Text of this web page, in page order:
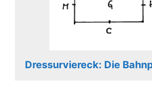
Dressurviereck: Die